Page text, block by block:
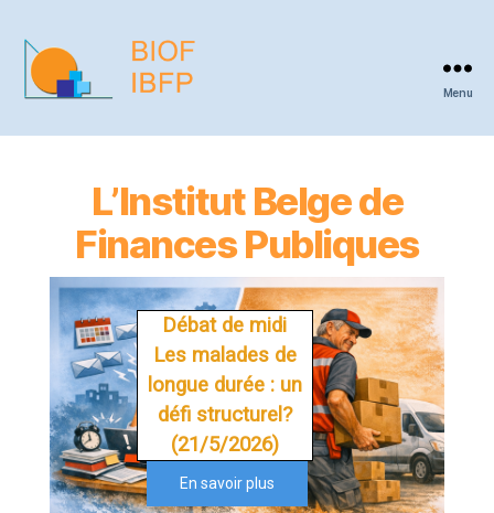
-
Menu
L’Institut Belge de
Finances Publiques
Débat de midi
Les malades de
longue durée : un
défi structurel?
(21/5/2026)
En savoir plus